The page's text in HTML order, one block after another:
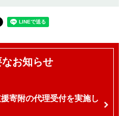
お知らせ
寄附の代理受付を実施し